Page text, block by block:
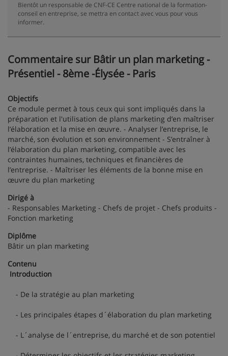
Bientôt un responsable de CNF-CE Centre national de la formation-
conseil en entreprise, se mettra en contact avec vous pour vous
informer.
Commentaire sur Bâtir un plan marketing -
Présentiel - 8ème -Élysée - Paris
Objectifs
Ce module permet à tous ceux qui sont impliqués dans la
préparation et l'utilisation de plans marketing d’en maîtriser
l’élaboration et la mise en œuvre. - Analyser l’entreprise, le
marché, son évolution et son environnement - S’entraîner à
l’élaboration du plan marketing, compatible avec les
contraintes humaines, techniques et financières de
l’entreprise. - Maîtriser les éléments de la bonne mise en
œuvre du plan marketing
Dirigé à
- Responsables Marketing - Chefs de projet - Chefs produits -
Fonction marketing
Diplôme
Bâtir un plan marketing
Contenu
Introduction
- De la stratégie au plan marketing
- Les principales étapes d´élaboration du plan marketing
- L´analyse de l´entreprise, du marché et de son potentiel